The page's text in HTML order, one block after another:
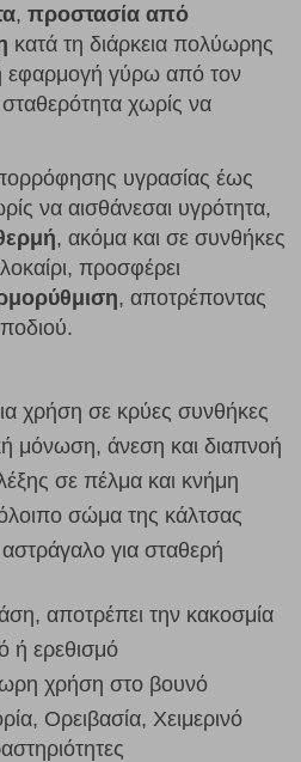
, προστασία από
κατά τη διάρκεια πολύωρης
εφαρμογή γύρω από τον
χωρίς να
υγρασίας έως
να αισθάνεσαι υγρότητα,
, ακόμα και σε συνθήκες
προσφέρει
, αποτρέποντας
χρήση σε κρύες συνθήκες
μόνωση, άνεση και διαπνοή
σε πέλμα και κνήμη
σώμα της κάλτσας
για σταθερή
αποτρέπει την κακοσμία
ή ερεθισμό
χρήση στο βουνό
Ορειβασία, Χειμερινό